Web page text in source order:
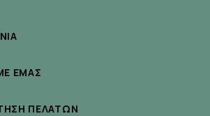
χρήση πριν τον ύπνο για
ελεγμένο
ΕΜΆΣ
ΠΕΛΑΤΏΝ